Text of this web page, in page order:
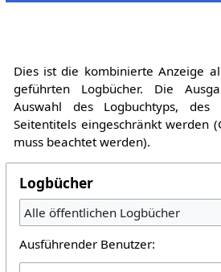
Dies ist die kombinierte Anzeige
geführten Logbücher. Die
Auswahl des Logbuchtyps,
Seitentitels eingeschränkt werden
muss beachtet werden).
Logbücher
Alle öffentlichen Logbücher
Ausführender Benutzer: